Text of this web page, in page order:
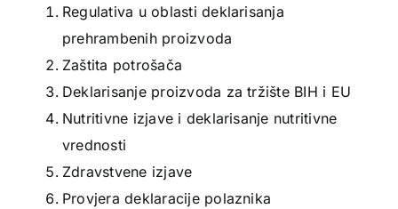
Regulativa u oblasti deklarisanja
prehrambenih proizvoda
Zaštita potrošača
Deklarisanje proizvoda za tržište BIH i EU
Nutritivne izjave i deklarisanje nutritivne
vrednosti
Zdravstvene izjave
Provjera deklaracije polaznika